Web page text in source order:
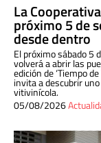
La
próximo 5 de
desde dentro
El próximo sábado 5
volverá a abrir las
edición de ‘Tiempo
invita a descubrir
vitivinícola.
05/08/2026